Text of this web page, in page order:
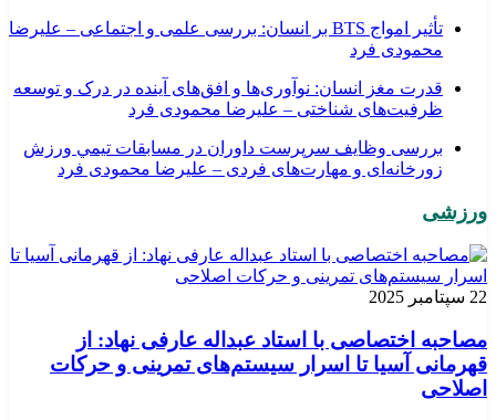
تأثیر امواج BTS بر انسان: بررسی علمی و اجتماعی – علیرضا
محمودی فرد
قدرت مغز انسان: نوآوری‌ها و افق‌های آینده در درک و توسعه
ظرفیت‌های شناختی – علیرضا محمودی فرد
بررسی وظايف سرپرست داوران در مسابقات تیمي ورزش
زورخانه‌ای و مهارت‌های فردی – علیرضا محمودی فرد
ورزشی
22 سپتامبر 2025
مصاحبه اختصاصی با استاد عبداله عارفی نهاد: از
قهرمانی آسیا تا اسرار سیستم‌های تمرینی و حرکات
اصلاحی